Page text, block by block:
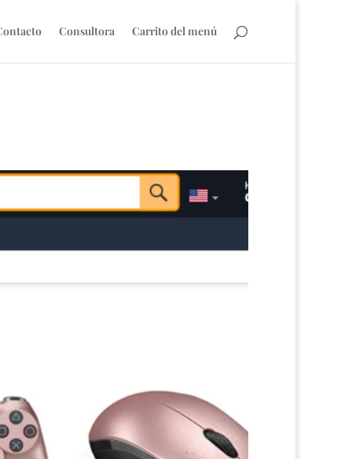
Consultora Carrito del menú